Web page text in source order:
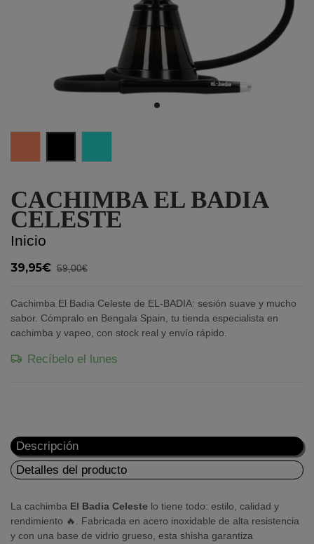
CACHIMBA EL BADIA
CELESTE
Inicio
39,95€ 59,00€
Cachimba El Badia Celeste de EL-BADIA: sesión suave y mucho
sabor. Cómpralo en Bengala Spain, tu tienda especialista en
cachimba y vapeo, con stock real y envío rápido.
Recíbelo el lunes
Descripción
Detalles del producto
La cachimba El Badia Celeste lo tiene todo: estilo, calidad y
rendimiento 🔥. Fabricada en acero inoxidable de alta resistencia
y con una base de vidrio grueso, esta shisha garantiza